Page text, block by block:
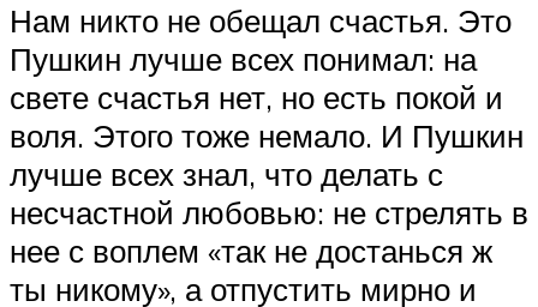
Нам никто не обещал счастья. Это
Пушкин лучше всех понимал: на
свете счастья нет, но есть покой и
воля. Этого тоже немало. И Пушкин
лучше всех знал, что делать с
несчастной любовью: не стрелять в
нее с воплем «так не достанься ж
ты никому», а отпустить мирно и